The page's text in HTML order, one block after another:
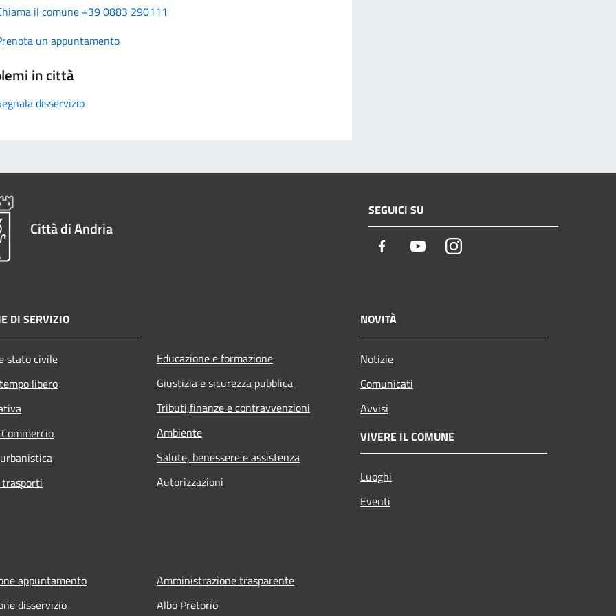
il comune +39 0883 290111
un appuntamento
in città
disservizio
Città di Andria
SEGUICI SU
Facebook YoutubeInstagram
DI SERVIZIO
stato civile
libero
Educazione e formazione
Giustizia e sicurezza pubblica
Tributi,finanze e contravvenzioni
Ambiente
Salute, benessere e assistenza
Autorizzazioni
NOVITÀ
Notizie
Comunicati
Avvisi
VIVERE IL COMUNE
Luoghi
Eventi
appuntamento
disservizio
Amministrazione trasparente
Albo Pretorio